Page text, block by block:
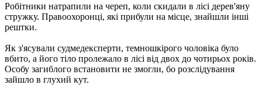
Робітники натрапили на череп, коли скидали в лісі дерев'яну
стружку. Правоохоронці, які прибули на місце, знайшли інші
рештки.
Як з'ясували судмедексперти, темношкірого чоловіка було
вбито, а його тіло пролежало в лісі від двох до чотирьох років.
Особу загиблого встановити не змогли, бо розслідування
зайшло в глухий кут.